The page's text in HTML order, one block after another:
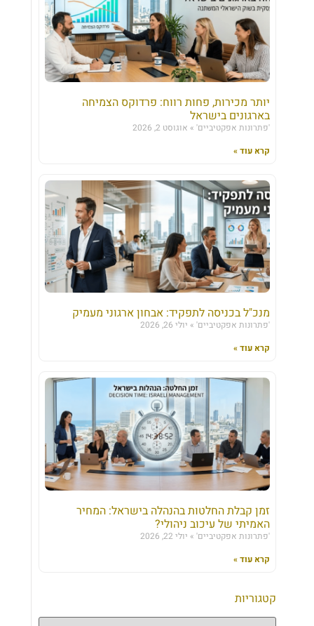
יותר מכירות, פחות רווח: פרדוקס הצמיחה
בארגונים בישראל
'פתרונות אפקטיביים'
אוגוסט 2, 2026
קרא עוד »
מנכ"ל בכניסה לתפקיד: אבחון ארגוני מעמיק
'פתרונות אפקטיביים'
יולי 26, 2026
קרא עוד »
זמן קבלת החלטות בהנהלה בישראל: המחיר
האמיתי של עיכוב ניהולי?
'פתרונות אפקטיביים'
יולי 22, 2026
קרא עוד »
קטגוריות